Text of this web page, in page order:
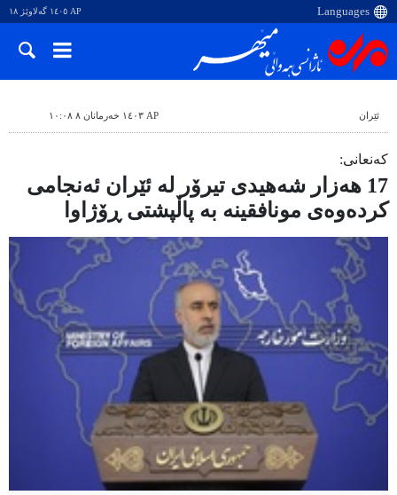
AP ١٤٠٥ گەلاوێژ ١٨
ئێران AP ١٤٠٣ خەرمانان ٨ ١٠:٠٨
کەنعانی:
17 هەزار شەهیدی تیرۆر لە ئێران ئەنجامی
کردەوەی مونافقینە بە پاڵپشتی ڕۆژاوا